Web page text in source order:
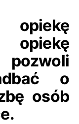
opiekę
o
osób